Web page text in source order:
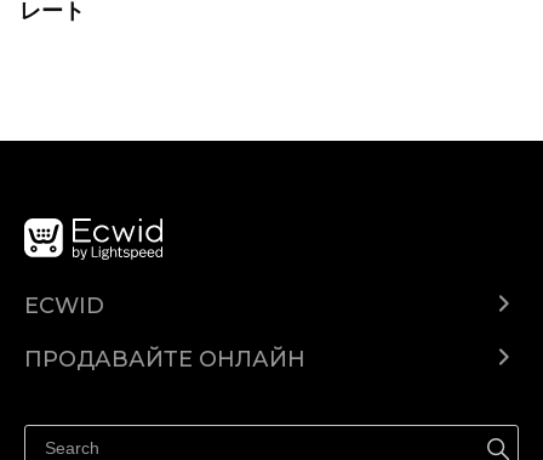
レート
ECWID
Помощен център
ПРОДАВАЙТЕ ОНЛАЙН
Продавайте във Facebook